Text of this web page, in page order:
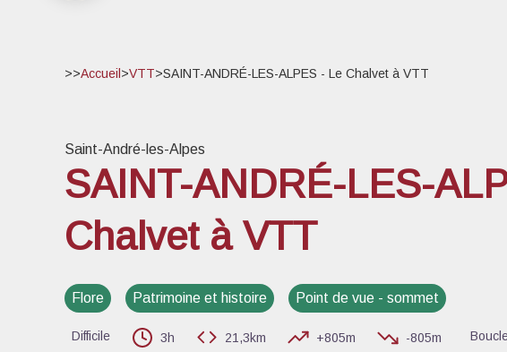
>>Accueil >VTT>SAINT-ANDRÉ-LES-ALPES - Le Chalvet à VTT
Saint-André-les-Alpes
SAINT-ANDRÉ-LES-
Chalvet à VTT
Flore Patrimoine et histoire Point de vue - sommet
Difficile 3h 21,3km +805m -805m